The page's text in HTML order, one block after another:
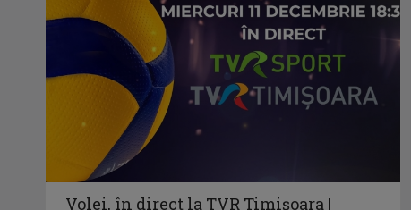
Volei, în direct la TVR Timișoara |